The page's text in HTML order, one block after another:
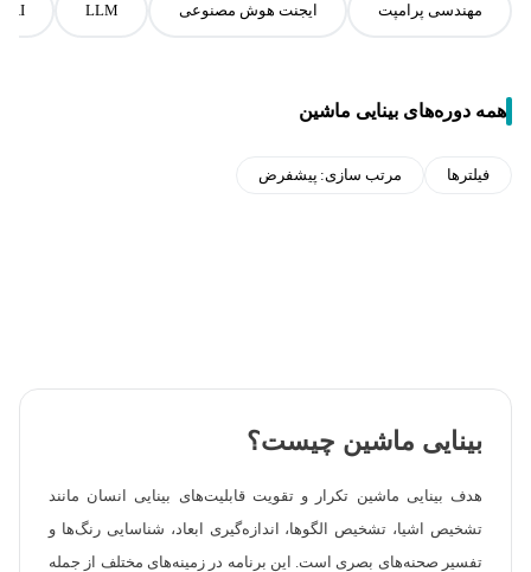
مهندسی پرامپت ایجنت هوش مصنوعی LLM
همه دوره‌های بینایی ماشین
فیلترها مرتب سازی: پیشفرض
بینایی ماشین چیست؟
هدف بینایی ماشین تکرار و تقویت قابلیت‌های بینایی انسان مانند
تشخیص اشیا، تشخیص الگوها، اندازه‌گیری ابعاد، شناسایی رنگ‌ها و
تفسیر صحنه‌های بصری است. این برنامه در زمینه‌های مختلف از جمله